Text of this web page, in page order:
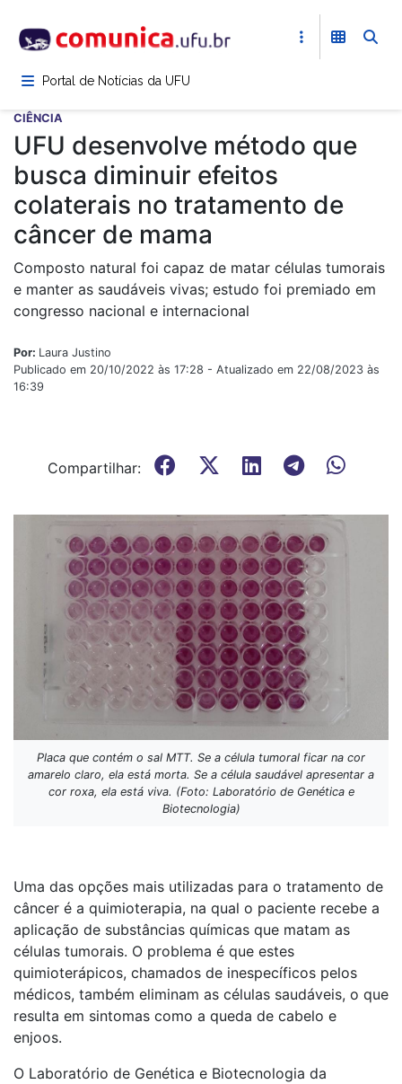
para
conteúdoPortal de Notícias da UFU
CIÊNCIA
UFU desenvolve método que
busca diminuir efeitos
colaterais no tratamento de
câncer de mama
Composto natural foi capaz de matar células tumorais
e manter as saudáveis vivas; estudo foi premiado em
congresso nacional e internacional
Por: Laura Justino
Publicado em 20/10/2022 às 17:28 - Atualizado em 22/08/2023 às
16:39
Compartilhar:
Placa que contém o sal MTT. Se a célula tumoral ficar na cor
amarelo claro, ela está morta. Se a célula saudável apresentar a
cor roxa, ela está viva. (Foto: Laboratório de Genética e
Biotecnologia)
Uma das opções mais utilizadas para o tratamento de
câncer é a quimioterapia, na qual o paciente recebe a
aplicação de substâncias químicas que matam as
células tumorais. O problema é que estes
quimioterápicos, chamados de inespecíficos pelos
médicos, também eliminam as células saudáveis, o que
resulta em sintomas como a queda de cabelo e
enjoos.
O Laboratório de Genética e Biotecnologia da